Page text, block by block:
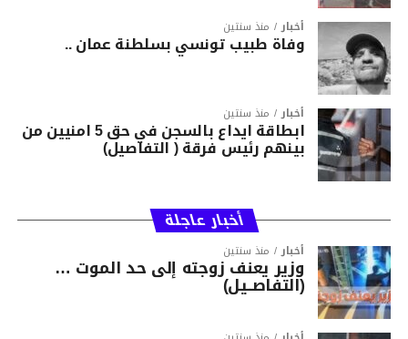
أخبار منذ سنتين
وفاة طبيب تونسي بسلطنة عمان ..
أخبار منذ سنتين
ابطاقة ايداع بالسجن في حق 5 امنيين من
بينهم رئيس فرقة ( التفاصيل)
أخبار عاجلة
أخبار منذ سنتين
وزير يعنف زوجته إلى حد الموت …
(التفاصــيل)